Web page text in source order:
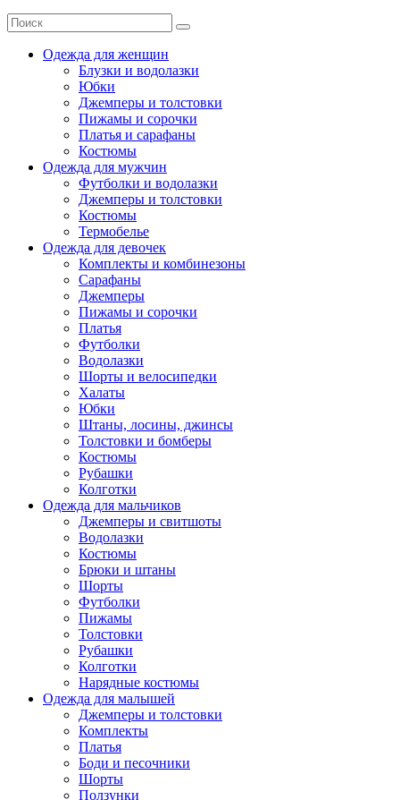
Одежда для женщин
Блузки и водолазки
Юбки
Джемперы и толстовки
Пижамы и сорочки
Платья и сарафаны
Костюмы
Одежда для мужчин
Футболки и водолазки
Джемперы и толстовки
Костюмы
Термобелье
Одежда для девочек
Комплекты и комбинезоны
Сарафаны
Джемперы
Пижамы и сорочки
Платья
Футболки
Водолазки
Шорты и велосипедки
Халаты
Юбки
Штаны, лосины, джинсы
Толстовки и бомберы
Костюмы
Рубашки
Колготки
Одежда для мальчиков
Джемперы и свитшоты
Водолазки
Костюмы
Брюки и штаны
Шорты
Футболки
Пижамы
Толстовки
Рубашки
Колготки
Нарядные костюмы
Одежда для малышей
Джемперы и толстовки
Комплекты
Платья
Боди и песочники
Шорты
Ползунки